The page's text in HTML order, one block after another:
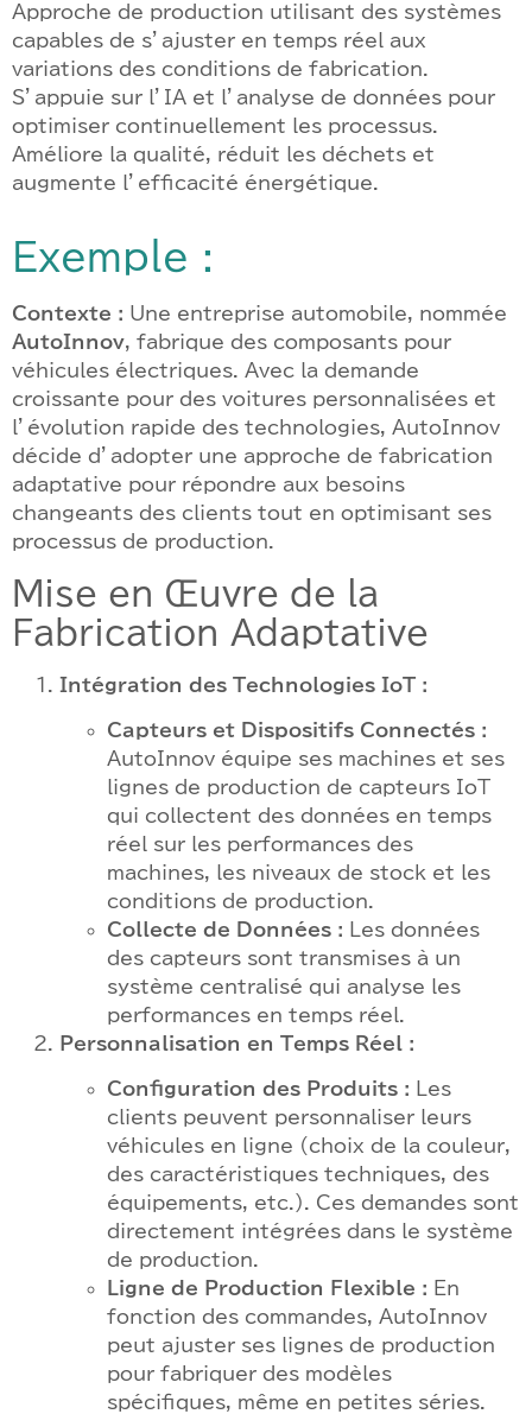
Approche de production utilisant des systèmes
capables de s’ajuster en temps réel aux
variations des conditions de fabrication.
S’appuie sur l’IA et l’analyse de données pour
optimiser continuellement les processus.
Améliore la qualité, réduit les déchets et
augmente l’efficacité énergétique.
Exemple :
Contexte : Une entreprise automobile, nommée
AutoInnov, fabrique des composants pour
véhicules électriques. Avec la demande
croissante pour des voitures personnalisées et
l’évolution rapide des technologies, AutoInnov
décide d’adopter une approche de fabrication
adaptative pour répondre aux besoins
changeants des clients tout en optimisant ses
processus de production.
Mise en Œuvre de la
Fabrication Adaptative
Intégration des Technologies IoT :
Capteurs et Dispositifs Connectés :
AutoInnov équipe ses machines et ses
lignes de production de capteurs IoT
qui collectent des données en temps
réel sur les performances des
machines, les niveaux de stock et les
conditions de production.
Collecte de Données : Les données
des capteurs sont transmises à un
système centralisé qui analyse les
performances en temps réel.
Personnalisation en Temps Réel :
Configuration des Produits : Les
clients peuvent personnaliser leurs
véhicules en ligne (choix de la couleur,
des caractéristiques techniques, des
équipements, etc.). Ces demandes sont
directement intégrées dans le système
de production.
Ligne de Production Flexible : En
fonction des commandes, AutoInnov
peut ajuster ses lignes de production
pour fabriquer des modèles
spécifiques, même en petites séries.